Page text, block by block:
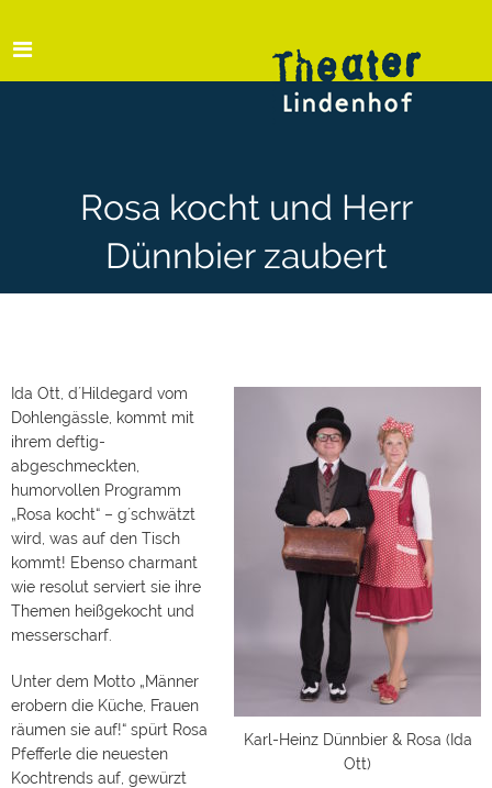
Rosa kocht und Herr
Dünnbier zaubert
Karl-Heinz Dünnbier & Rosa (Ida
Ott)
Ida Ott, d´Hildegard vom
Dohlengässle, kommt mit
ihrem deftig-
abgeschmeckten,
humorvollen Programm
„Rosa kocht“ – g´schwätzt
wird, was auf den Tisch
kommt! Ebenso charmant
wie resolut serviert sie ihre
Themen heißgekocht und
messerscharf.
Unter dem Motto „Männer
erobern die Küche, Frauen
räumen sie auf!“ spürt Rosa
Pfefferle die neuesten
Kochtrends auf, gewürzt